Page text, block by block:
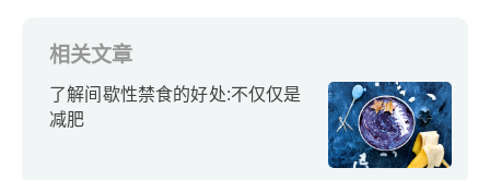
相关文章
了解间歇性禁食的好处:不仅仅是
减肥